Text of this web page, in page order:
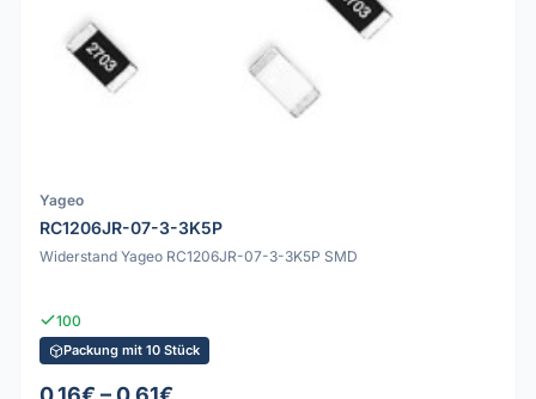
Yageo
RC1206JR-07-3-3K5P
Widerstand Yageo RC1206JR-07-3-3K5P SMD
100
Packung mit 10 Stück